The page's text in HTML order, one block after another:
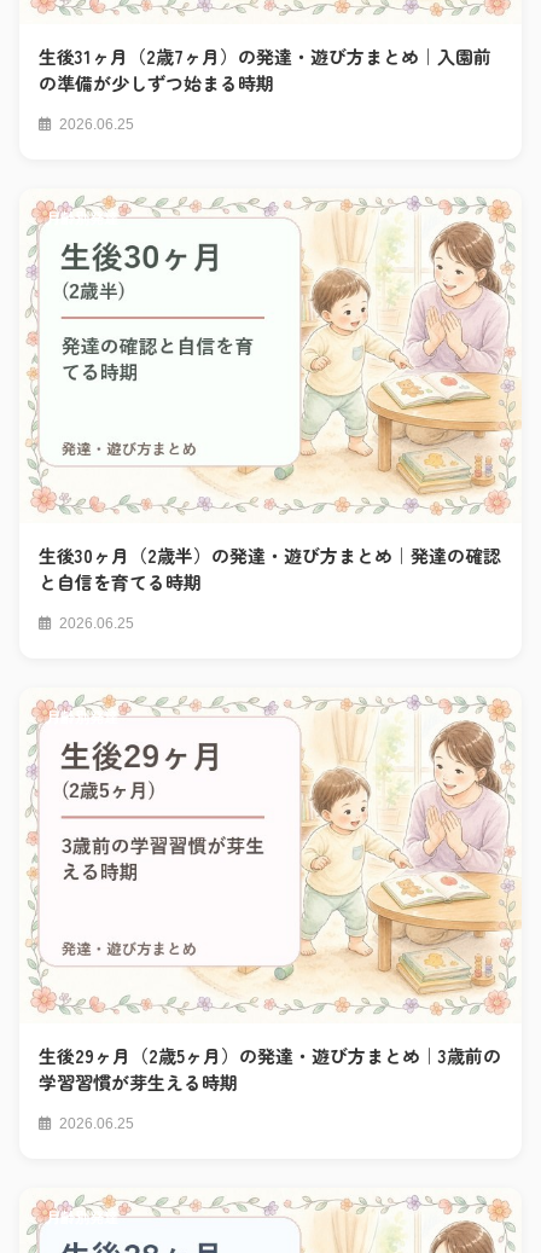
生後31ヶ月（2歳7ヶ月）の発達・遊び方まとめ｜入園前
の準備が少しずつ始まる時期
2026.06.25
月齢別発達
生後30ヶ月（2歳半）の発達・遊び方まとめ｜発達の確認
と自信を育てる時期
2026.06.25
月齢別発達
生後29ヶ月（2歳5ヶ月）の発達・遊び方まとめ｜3歳前の
学習習慣が芽生える時期
2026.06.25
月齢別発達